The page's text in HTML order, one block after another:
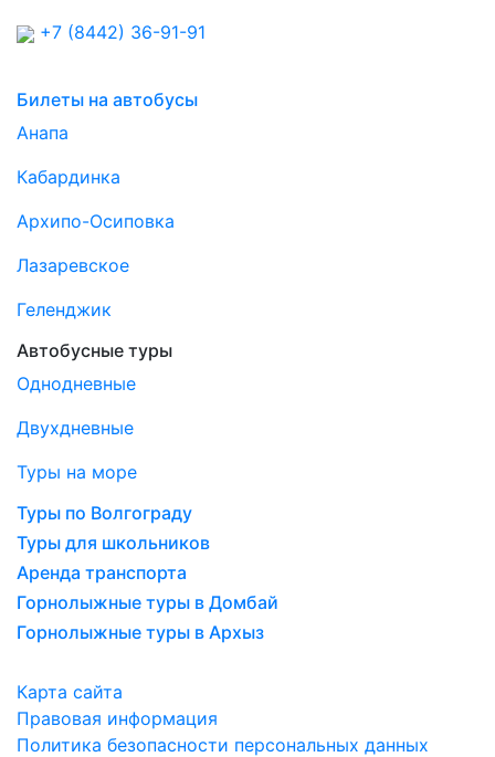
+7 (8442) 36-91-91
Билеты на автобусы
Анапа
Кабардинка
Архипо-Осиповка
Лазаревское
Геленджик
Автобусные туры
Однодневные
Двухдневные
Туры на море
Туры по Волгограду
Туры для школьников
Аренда транспорта
Горнолыжные туры в Домбай
Горнолыжные туры в Архыз
Карта сайта
Правовая информация
Политика безопасности персональных данных